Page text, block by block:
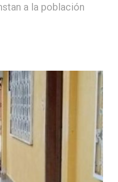
a la población